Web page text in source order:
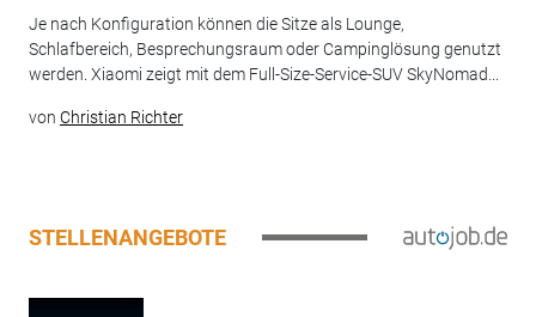
Je nach Konfiguration können die Sitze als Lounge,
Schlafbereich, Besprechungsraum oder Campinglösung genutzt
werden. Xiaomi zeigt mit dem Full-Size-Service-SUV SkyNomad...
von Christian Richter
STELLENANGEBOTE